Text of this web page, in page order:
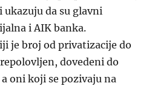
da su glavni
i AIK banka.
je broj od privatizacije do
dovedeni do
oni koji se pozivaju na